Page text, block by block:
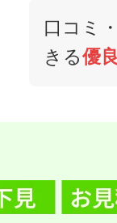
口コミ
きる優